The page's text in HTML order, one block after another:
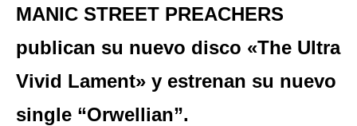
MANIC STREET PREACHERS
publican su nuevo disco «The Ultra
Vivid Lament» y estrenan su nuevo
single “Orwellian”.